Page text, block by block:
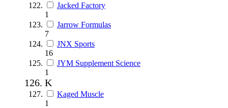
Jacked Factory
1
Jarrow Formulas
7
JNX Sports
16
JYM Supplement Science
1
K
Kaged Muscle
1